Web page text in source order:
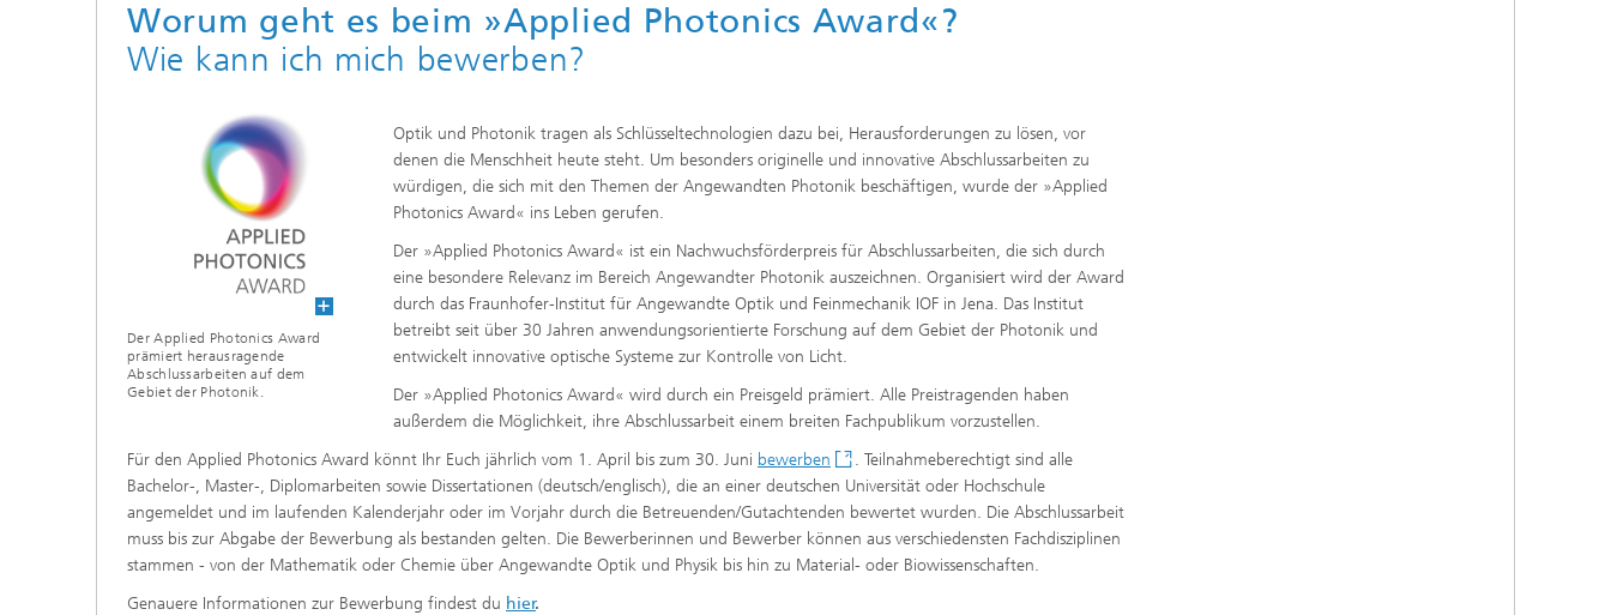
Worum geht es beim »Applied Photonics Award«?
Wie kann ich mich bewerben?
Der Applied Photonics Award
prämiert herausragende
Abschlussarbeiten auf dem
Gebiet der Photonik.
Optik und Photonik tragen als Schlüsseltechnologien dazu bei, Herausforderungen zu lösen, vor
denen die Menschheit heute steht. Um besonders originelle und innovative Abschlussarbeiten zu
würdigen, die sich mit den Themen der Angewandten Photonik beschäftigen, wurde der »Applied
Photonics Award« ins Leben gerufen.
Der »Applied Photonics Award« ist ein Nachwuchsförderpreis für Abschlussarbeiten, die sich durch
eine besondere Relevanz im Bereich Angewandter Photonik auszeichnen. Organisiert wird der Award
durch das Fraunhofer-Institut für Angewandte Optik und Feinmechanik IOF in Jena. Das Institut
betreibt seit über 30 Jahren anwendungsorientierte Forschung auf dem Gebiet der Photonik und
entwickelt innovative optische Systeme zur Kontrolle von Licht.
Der »Applied Photonics Award« wird durch ein Preisgeld prämiert. Alle Preistragenden haben
außerdem die Möglichkeit, ihre Abschlussarbeit einem breiten Fachpublikum vorzustellen.
Für den Applied Photonics Award könnt Ihr Euch jährlich vom 1. April bis zum 30. Juni bewerben
. Teilnahmeberechtigt sind alle
Bachelor-, Master-, Diplomarbeiten sowie Dissertationen (deutsch/englisch), die an einer deutschen Universität oder Hochschule
angemeldet und im laufenden Kalenderjahr oder im Vorjahr durch die Betreuenden/Gutachtenden bewertet wurden. Die Abschlussarbeit
muss bis zur Abgabe der Bewerbung als bestanden gelten. Die Bewerberinnen und Bewerber können aus verschiedensten Fachdisziplinen
stammen - von der Mathematik oder Chemie über Angewandte Optik und Physik bis hin zu Material- oder Biowissenschaften.
Genauere Informationen zur Bewerbung findest du hier.